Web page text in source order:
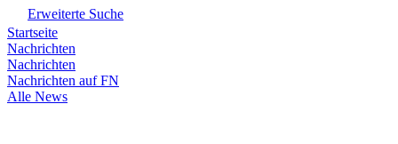
Erweiterte Suche
Startseite
Nachrichten
Nachrichten
Nachrichten auf FN
Alle News